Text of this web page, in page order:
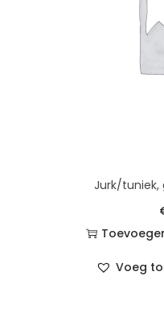
Jurk/tuniek,
Voeg